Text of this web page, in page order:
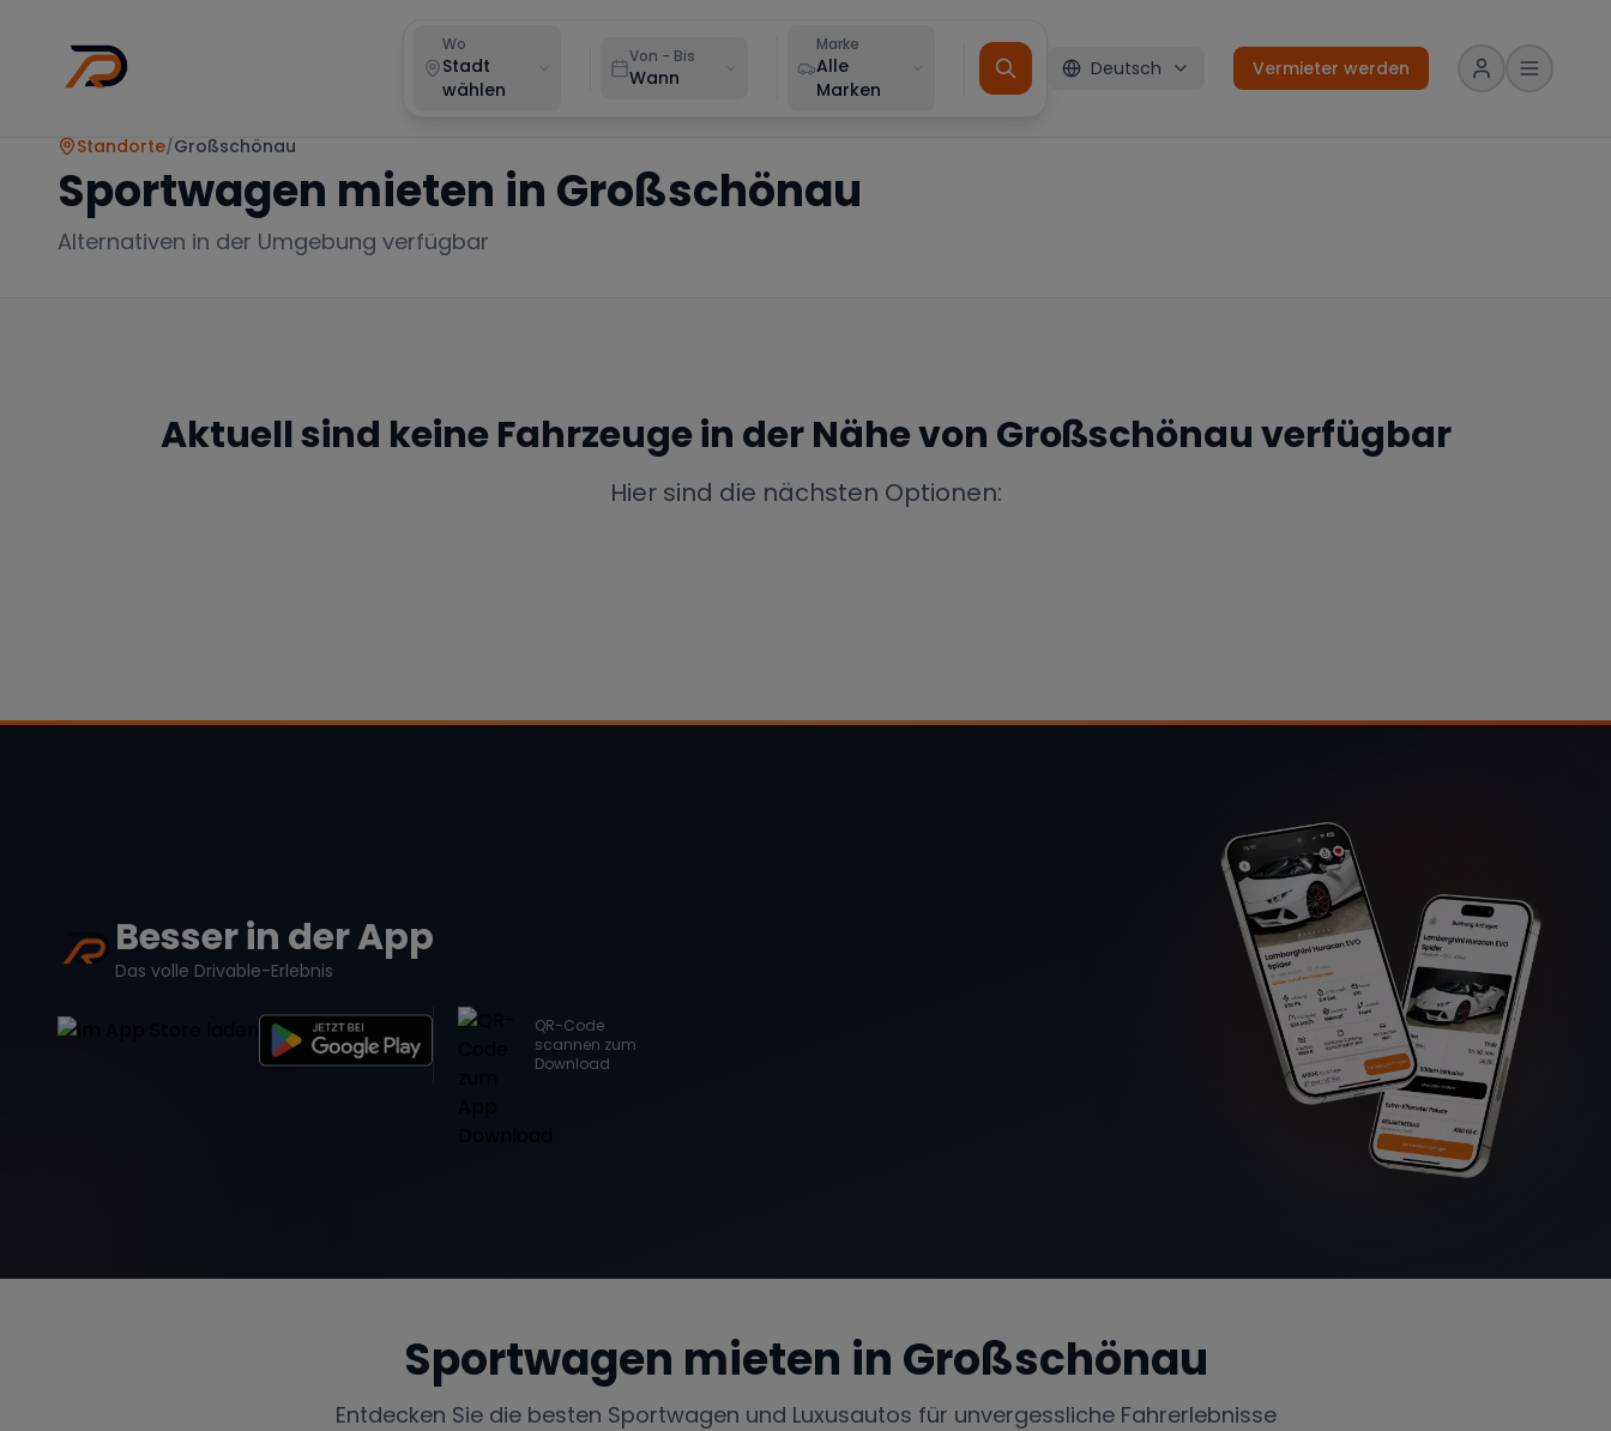
Wo
Stadt
wählen
Von - Bis
Wann
Marke
Alle
Marken
Deutsch Vermieter werden
Standorte/Großschönau
Sportwagen mieten in Großschönau
Alternativen in der Umgebung verfügbar
Aktuell sind keine Fahrzeuge in der Nähe von Großschönauverfügbar
Hier sind die nächsten Optionen:
Besser in der App
Das volle Drivable-Erlebnis
QR-Code
scannen zum
Download
Sportwagen mieten in Großschönau
Entdecken Sie die besten Sportwagen und Luxusautos für unvergessliche Fahrerlebnisse